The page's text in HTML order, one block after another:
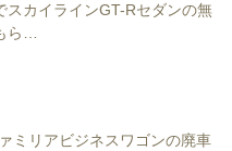
スカイラインGT-Rセダンの無
ら…
ミリアビジネスワゴンの廃車